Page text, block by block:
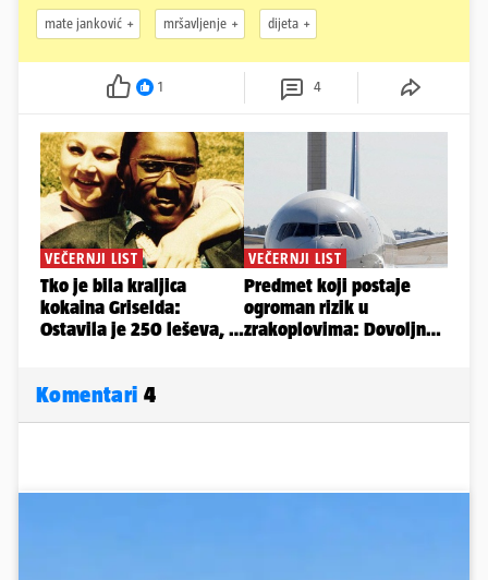
mate janković mršavljenje dijeta
1 4
Komentari 4